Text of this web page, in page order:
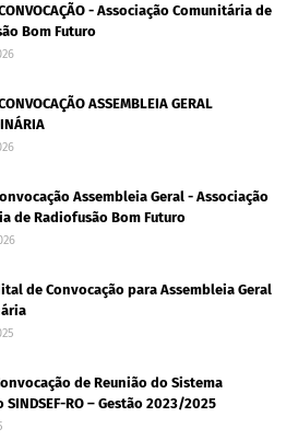
- Associação Comunitária de
Bom Futuro
ASSEMBLEIA GERAL
Assembleia Geral - Associação
de Radiofusão Bom Futuro
de Convocação para Assembleia Geral
de Reunião do Sistema
RO – Gestão 2023/2025